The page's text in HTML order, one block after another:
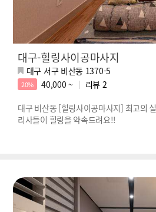
대구-힐링사이공마사지
대구 서구 비산동 1370-5
20% 40,000 ~ 리뷰 2
대구 비산동 [힐링사이공마사지] 최고의
리사들이 힐링을 약속드려요!!